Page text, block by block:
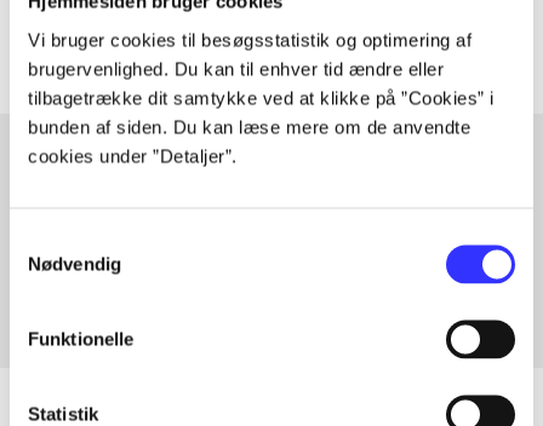
Vi bruger cookies til besøgsstatistik og optimering af
brugervenlighed. Du kan til enhver tid ændre eller
tilbagetrække dit samtykke ved at klikke på ”Cookies” i
bunden af siden. Du kan læse mere om de anvendte
cookies under ”Detaljer”.
Nødvendig
Funktionelle
Statistik